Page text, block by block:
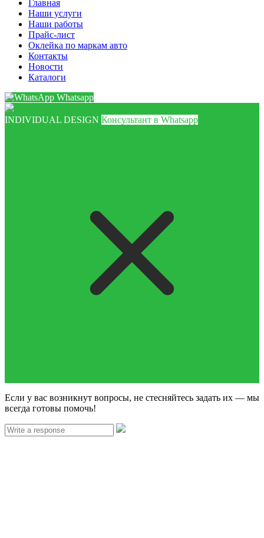
Главная
Наши услуги
Наши работы
Прайс-лист
Оклейка по маркам авто
Контакты
Новости
Каталоги
Whatsapp
INDIVIDUAL DESIGN Консультант в Whatsapp
Если у вас возникнут вопросы, не стесняйтесь задать их — мы
всегда готовы помочь!